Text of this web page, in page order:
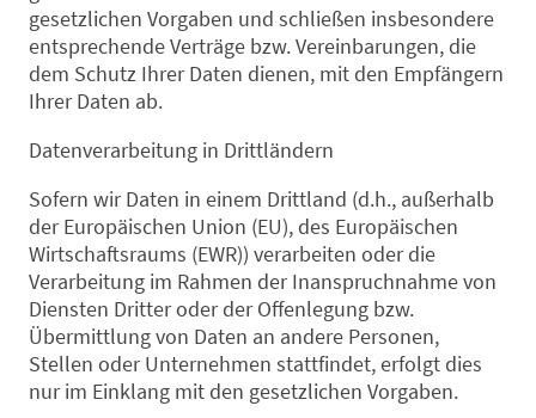
gesetzlichen Vorgaben und schließen insbesondere
entsprechende Verträge bzw. Vereinbarungen, die
dem Schutz Ihrer Daten dienen, mit den Empfängern
Ihrer Daten ab.
Datenverarbeitung in Drittländern
Sofern wir Daten in einem Drittland (d.h., außerhalb
der Europäischen Union (EU), des Europäischen
Wirtschaftsraums (EWR)) verarbeiten oder die
Verarbeitung im Rahmen der Inanspruchnahme von
Diensten Dritter oder der Offenlegung bzw.
Übermittlung von Daten an andere Personen,
Stellen oder Unternehmen stattfindet, erfolgt dies
nur im Einklang mit den gesetzlichen Vorgaben.